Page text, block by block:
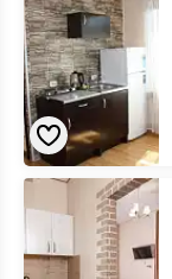
отель
лучшие
«Студия
№3»
квартира-
студия
лучшие